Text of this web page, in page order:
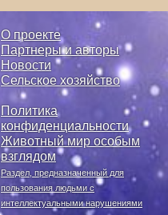
О проекте
Партнеры и авторы
Новости
Сельское хозяйство
Политика
конфиденциальности
Животный мир особым
взглядом
Раздел, предназначенный для
пользования людьми с
интеллектуальными нарушениями